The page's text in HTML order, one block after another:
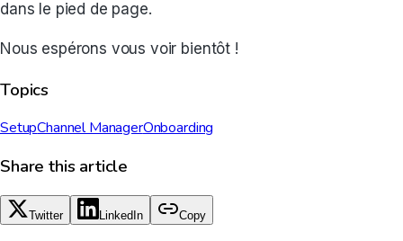
dans le pied de page.
Nous espérons vous voir bientôt !
Topics
SetupChannel ManagerOnboarding
Share this article
Twitter LinkedIn Copy